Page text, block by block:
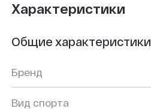
Характеристики
Общие характеристики
Бренд
Вид спорта